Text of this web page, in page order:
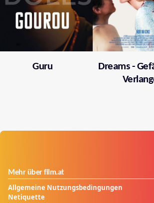
Guru
Dreams -
Mehr über film.at
Allgemeine Nutzungsbedingungen
Netiquette